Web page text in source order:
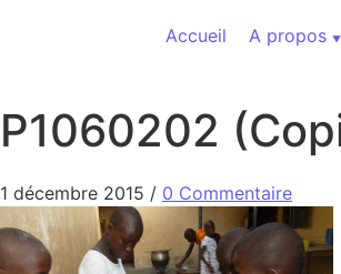
Accueil
A propos
P1060202
1 décembre 2015 / 0 Commentaire